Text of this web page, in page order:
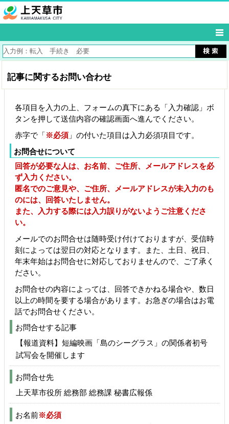
記事に関するお問い合わせ
各項目を入力の上、フォームの真下にある「入力確認」ボ
タンを押して送信内容の確認画面へ進んでください。
赤字で「※必須 」の付いた項目は入力必須項目です。
お問合せについて
回答が必要な人は、お名前、ご住所、メールアドレスを必
ず入力ください。
匿名でのご意見や、ご住所、メールアドレスが未入力のも
のには、回答いたしません。
また、入力する際には入力誤りがないようご注意くださ
い。
メールでのお問合せは随時受け付けておりますが、受信時
刻によっては翌日の対応となります。また、土日、祝日、
年末年始はお問合せに対応しておりませんので、ご了承く
ださい。
お問合せの内容によっては、回答できかねる場合や、数日
以上の時間を要する場合があります。お急ぎの場合はお電
話でお問合せください。
お問合せする記事
【報道資料】短編映画「島のシーグラス」の関係者初号
試写会を開催します
お問合せ先
上天草市役所 総務部 総務課 秘書広報係
お名前※必須